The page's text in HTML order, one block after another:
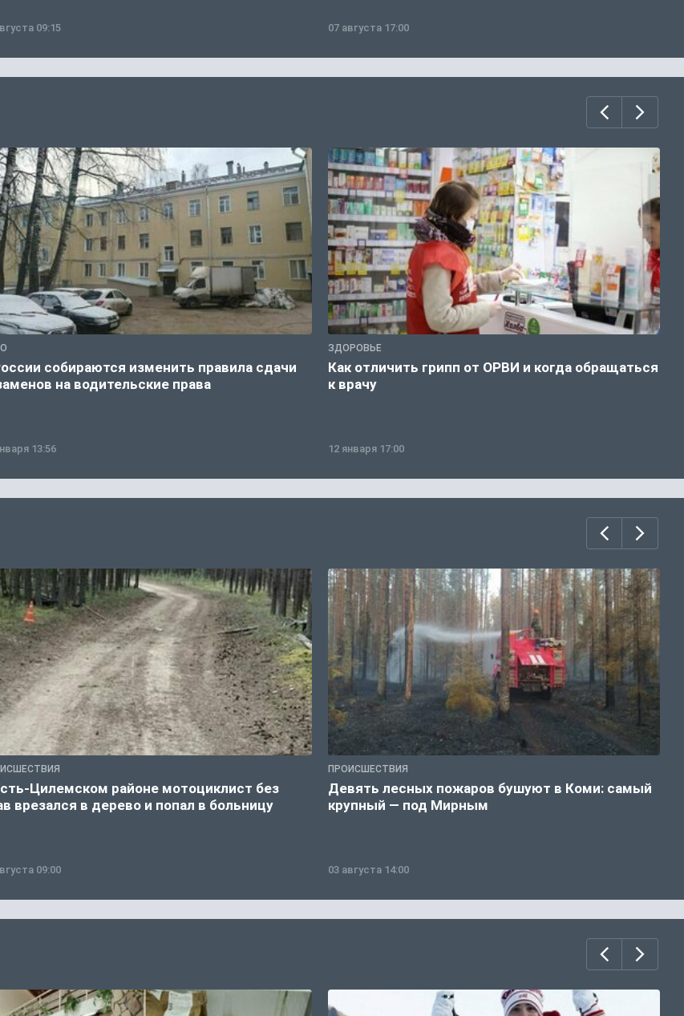
09:15 07 августа 17:00
собираются изменить правила сдачи
на водительские права
13:56
ЗДОРОВЬЕ
Как отличить грипп от ОРВИ и когда обращаться
к врачу
12 января 17:00
Цилемском районе мотоциклист без
врезался в дерево и попал в больницу
09:00
ПРОИСШЕСТВИЯ
Девять лесных пожаров бушуют в Коми: самый
крупный — под Мирным
03 августа 14:00